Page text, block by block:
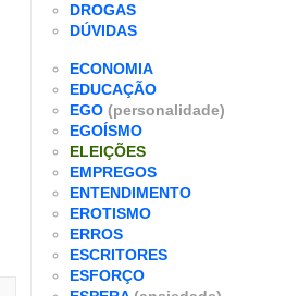
DROGAS
DÚVIDAS
ECONOMIA
EDUCAÇÃO
EGO (personalidade)
EGOÍSMO
ELEIÇÕES
EMPREGOS
ENTENDIMENTO
EROTISMO
ERROS
ESCRITORES
ESFORÇO